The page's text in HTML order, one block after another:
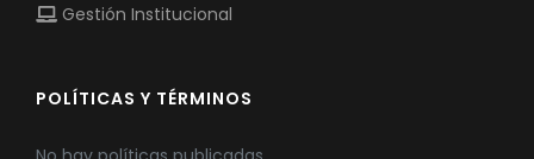
Gestión Institucional
POLÍTICAS Y TÉRMINOS